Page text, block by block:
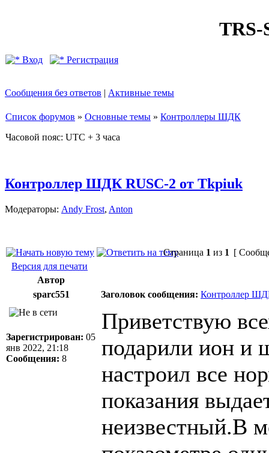
TRS-
Вход Регистрация
Сообщения без ответов | Активные темы
Список форумов » Основные темы » Контроллеры ШДК
Часовой пояс: UTC + 3 часа
Контроллер ШДК RUSC-2 от Tkpiuk
Модераторы: Andy Frost, Anton
Страница 1 из 1 [
Версия для печати
Автор
sparc551
Заголовок сообщения: Контроллер
Зарегистрирован: 05
янв 2022, 21:18
Сообщения: 8
Приветствую
подарили ион и
настроил все
показания
неизвестный.В